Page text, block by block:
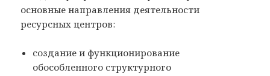
основные направления деятельности
ресурсных центров:
создание и функционирование
обособленного структурного